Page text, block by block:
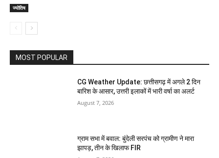
ज्योतिष
MOST POPULAR
CG Weather Update: छत्तीसगढ़ में अगले 2 दिन
बारिश के आसार, उत्तरी इलाकों में भारी वर्षा का अलर्ट
August 7, 2026
ग्राम सभा में बवाल: बुंदेली सरपंच को ग्रामीण ने मारा
झापड़, तीन के खिलाफ FIR